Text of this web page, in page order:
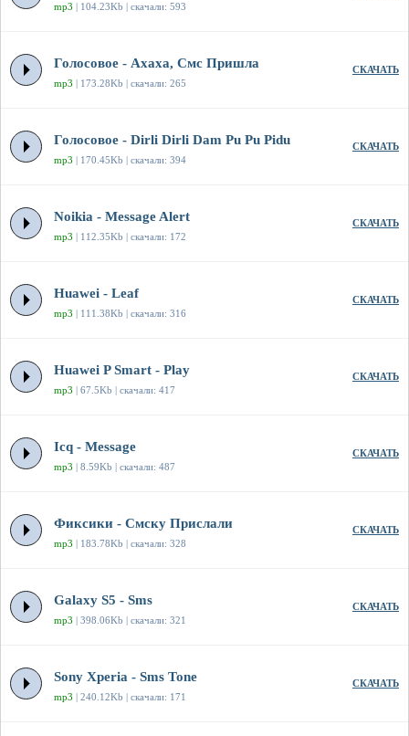
mp3 | 104.23Kb | скачали: 593
Голосовое - Ахаха, Смс Пришла
mp3 | 173.28Kb | скачали: 265
СКАЧАТЬ
Голосовое - Dirli Dirli Dam Pu Pu Pidu
mp3 | 170.45Kb | скачали: 394
СКАЧАТЬ
Noikia - Message Alert
mp3 | 112.35Kb | скачали: 172
СКАЧАТЬ
Huawei - Leaf
mp3 | 111.38Kb | скачали: 316
СКАЧАТЬ
Huawei P Smart - Play
mp3 | 67.5Kb | скачали: 417
СКАЧАТЬ
Icq - Message
mp3 | 8.59Kb | скачали: 487
СКАЧАТЬ
Фиксики - Смску Прислали
mp3 | 183.78Kb | скачали: 328
СКАЧАТЬ
Galaxy S5 - Sms
mp3 | 398.06Kb | скачали: 321
СКАЧАТЬ
Sony Xperia - Sms Tone
mp3 | 240.12Kb | скачали: 171
СКАЧАТЬ